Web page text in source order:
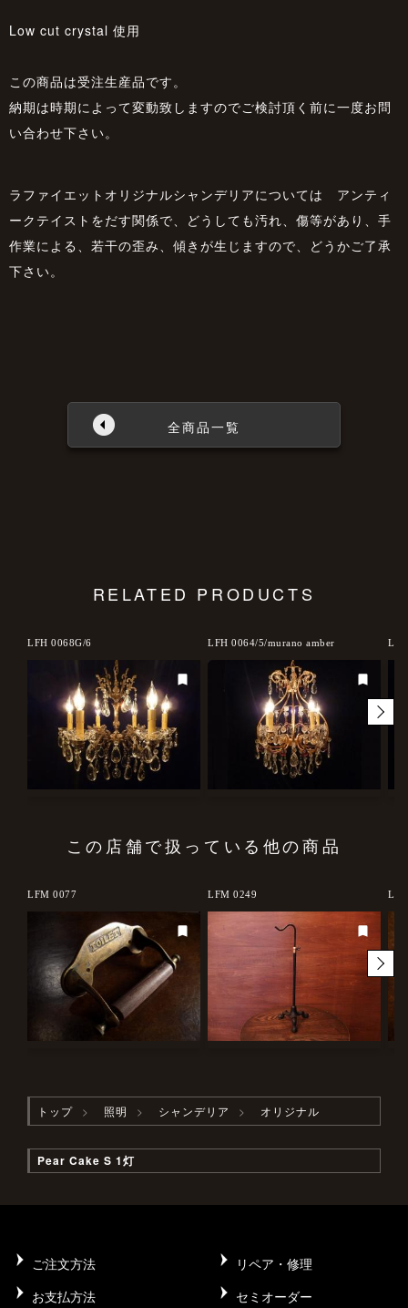
Low cut crystal 使用
この商品は受注生産品です。
納期は時期によって変動致しますのでご検討頂く前に一度お問
い合わせ下さい。
ラファイエットオリジナルシャンデリアについては アンティ
ークテイストをだす関係で、どうしても汚れ、傷等があり、手
作業による、若干の歪み、傾きが生じますので、どうかご了承
下さい。
全商品一覧
RELATED PRODUCTS
LFH 0068G/6 LFH 0064/5/murano amber
この店舗で扱っている他の商品
LFM 0077 LFM 0249
トップ 照明 シャンデリア オリジナル
Pear Cake S 1灯
ご注文方法
リペア・修理
お支払方法
セミオーダー